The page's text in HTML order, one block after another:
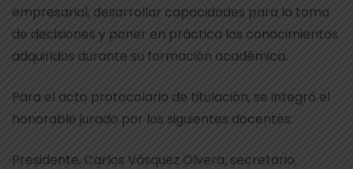
empresarial, desarrollar capacidades para la toma
de decisiones y poner en práctica los conocimientos
adquiridos durante su formación académica.
Para el acto protocolario de titulación, se integró el
honorable jurado por los siguientes docentes:
Presidente, Carlos Vásquez Olvera, secretario,